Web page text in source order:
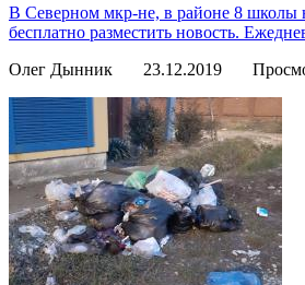
В Северном мкр-не, в районе 8 школы
бесплатно разместить новость.
Олег Дынник
23.12.2019